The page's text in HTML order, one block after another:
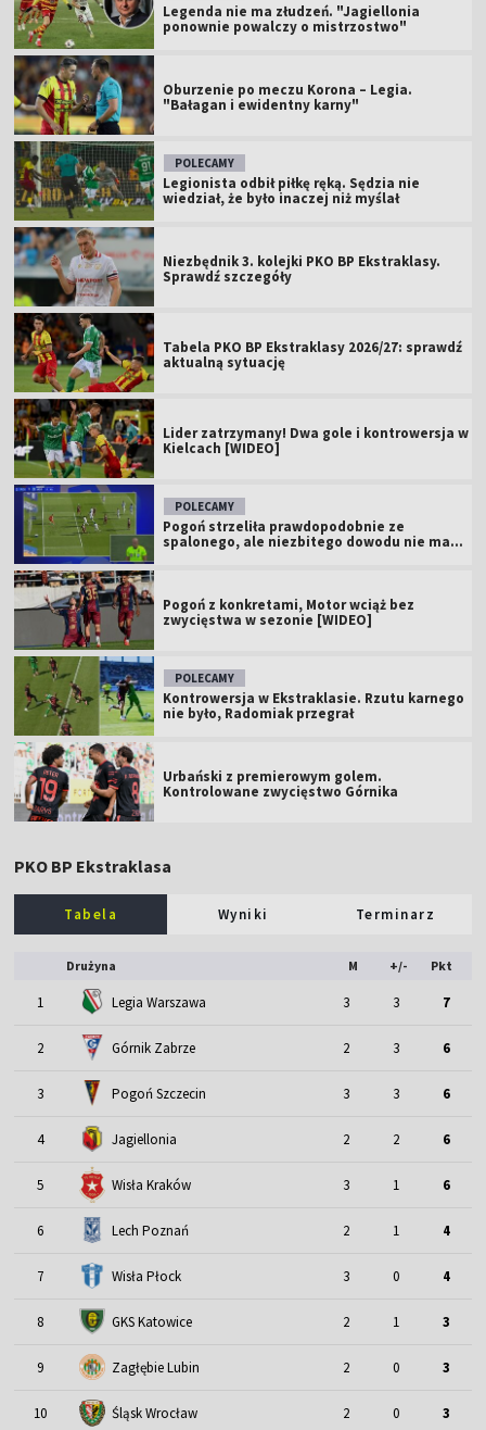
Legenda nie ma złudzeń. "Jagiellonia
ponownie powalczy o mistrzostwo"
Oburzenie po meczu Korona – Legia.
"Bałagan i ewidentny karny"
POLECAMY
Legionista odbił piłkę ręką. Sędzia nie
wiedział, że było inaczej niż myślał
Niezbędnik 3. kolejki PKO BP Ekstraklasy.
Sprawdź szczegóły
Tabela PKO BP Ekstraklasy 2026/27: sprawdź
aktualną sytuację
Lider zatrzymany! Dwa gole i kontrowersja w
Kielcach [WIDEO]
POLECAMY
Pogoń strzeliła prawdopodobnie ze
spalonego, ale niezbitego dowodu nie ma...
Pogoń z konkretami, Motor wciąż bez
zwycięstwa w sezonie [WIDEO]
POLECAMY
Kontrowersja w Ekstraklasie. Rzutu karnego
nie było, Radomiak przegrał
Urbański z premierowym golem.
Kontrolowane zwycięstwo Górnika
PKO BP Ekstraklasa
Tabela Wyniki Terminarz
Drużyna M +/- Pkt
1 Legia Warszawa 3 3 7
2 Górnik Zabrze 2 3 6
3 Pogoń Szczecin 3 3 6
4 Jagiellonia 2 2 6
5 Wisła Kraków 3 1 6
6 Lech Poznań 2 1 4
7 Wisła Płock 3 0 4
8 GKS Katowice 2 1 3
9 Zagłębie Lubin 2 0 3
10 Śląsk Wrocław 2 0 3